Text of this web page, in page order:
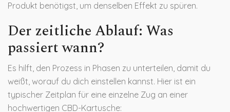
Produkt benötigst, um denselben Effekt zu spüren.
Der zeitliche Ablauf: Was
passiert wann?
Es hilft, den Prozess in Phasen zu unterteilen, damit du
weißt, worauf du dich einstellen kannst. Hier ist ein
typischer Zeitplan für eine einzelne Zug an einer
hochwertigen CBD-Kartusche: